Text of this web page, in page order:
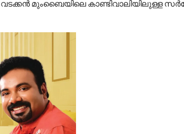
മുംബൈയിലെ കാണ്ടിവാലിയിലുള്ള